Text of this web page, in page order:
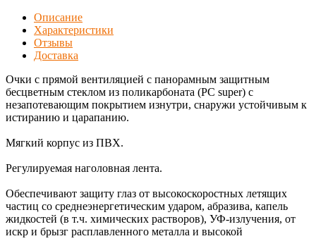
Описание
Характеристики
Отзывы
Доставка
Очки с прямой вентиляцией с панорамным защитным
бесцветным стеклом из поликарбоната (РС super) с
незапотевающим покрытием изнутри, снаружи устойчивым к
истиранию и царапанию.
Мягкий корпус из ПВХ.
Регулируемая наголовная лента.
Обеспечивают защиту глаз от высокоскоростных летящих
частиц со среднеэнергетическим ударом, абразива, капель
жидкостей (в т.ч. химических растворов), УФ-излучения, от
искр и брызг расплавленного металла и высокой